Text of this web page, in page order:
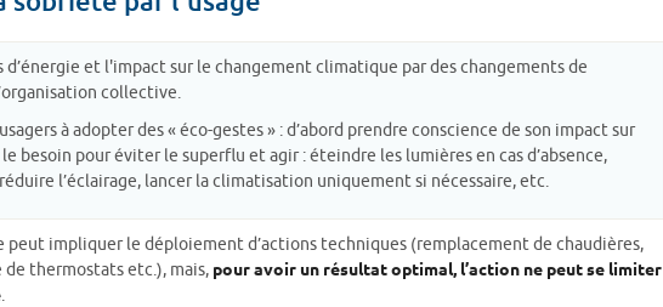
d’énergie et l'impact sur le changement climatique par des changements de
collective.
à adopter des « éco-gestes » : d’abord prendre conscience de son impact sur
besoin pour éviter le superflu et agir : éteindre les lumières en cas d’absence,
l’éclairage, lancer la climatisation uniquement si nécessaire, etc.
peut impliquer le déploiement d’actions techniques (remplacement de chaudières,
thermostats etc.), mais, pour avoir un résultat optimal, l’action ne peut se limiter
.